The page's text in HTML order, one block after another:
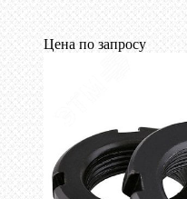
Цена по запросу